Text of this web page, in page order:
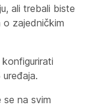
ali trebali biste
zajedničkim
se na svim